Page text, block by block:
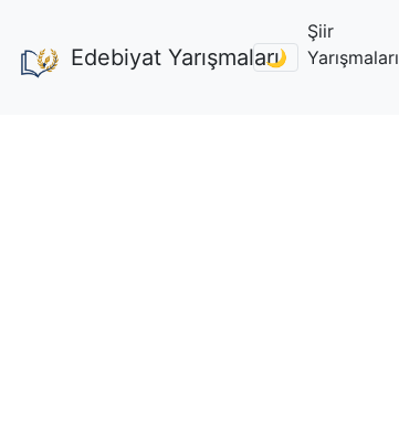
Edebiyat Yarışmaları
🌙
Şiir
Yarışmaları